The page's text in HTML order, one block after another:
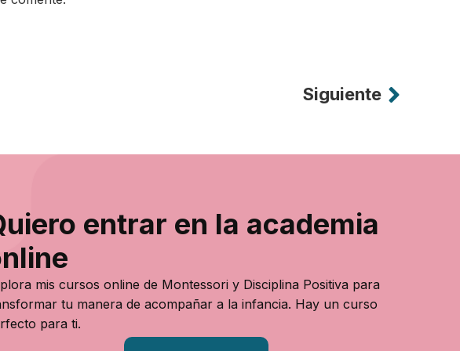
Siguiente
entrar en la academia
mis cursos online de Montessori y Disciplina Positiva para
tu manera de acompañar a la infancia. Hay un curso
para ti.